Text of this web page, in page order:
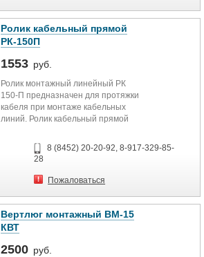
Регулируемая длина пламени: от
30 до 60 мм
Время горения: около 110 мин.
Раздельные регуляторы подачи
варьировать пламя горелки от
острого клиновидного до мягкого
пламени с желтым языком
Переключатель на постоянный
Съемная подставка
Габариты: 140x105x70 мм
Ролик кабельный прямой
РК-150П
1553 руб.
Ролик монтажный линейный РК
150-П предназначен для протяжки
кабеля при монтаже кабельных
линий. Ролик кабельный прямой
прокладке, протяжке кабеля по
земле или траншеям.
Благодаря использованию роликов
сопротивление при протяжке и
исключается возможность
повреждения кабеля.
8 (8452) 20-20-92, 8-917-329-85-
28
Пожаловаться
Вертлюг монтажный ВМ-15
КВТ
2500 руб.